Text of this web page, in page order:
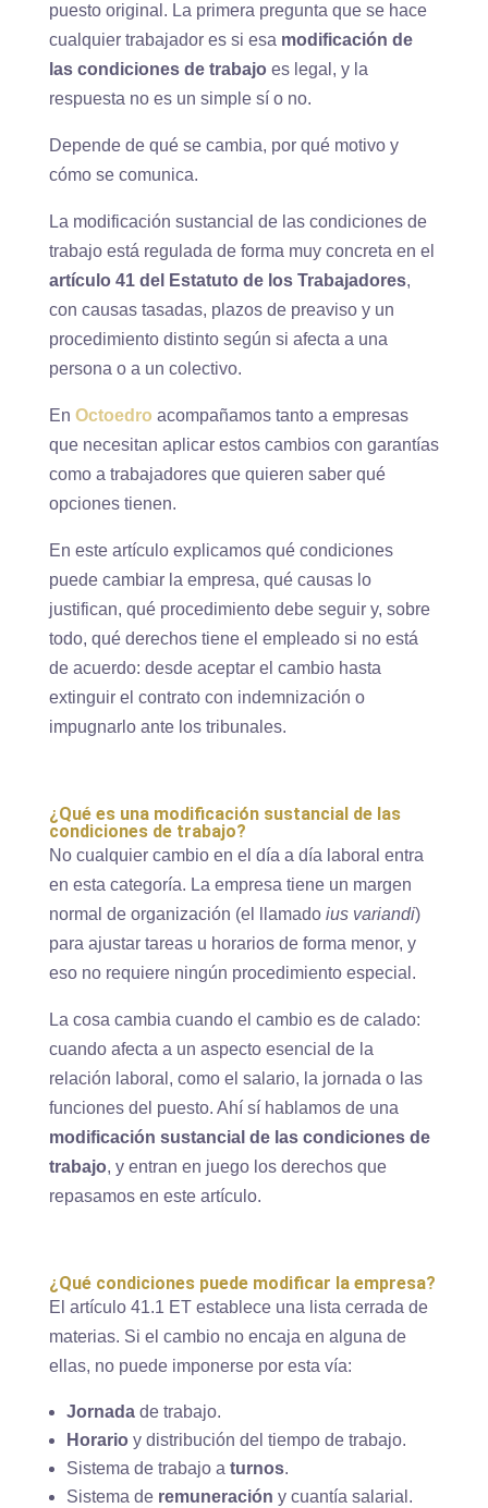
puesto original. La primera pregunta que se hace
cualquier trabajador es si esa modificación de
las condiciones de trabajo es legal, y la
respuesta no es un simple sí o no.
Depende de qué se cambia, por qué motivo y
cómo se comunica.
La modificación sustancial de las condiciones de
trabajo está regulada de forma muy concreta en el
artículo 41 del Estatuto de los Trabajadores,
con causas tasadas, plazos de preaviso y un
procedimiento distinto según si afecta a una
persona o a un colectivo.
En Octoedro acompañamos tanto a empresas
que necesitan aplicar estos cambios con garantías
como a trabajadores que quieren saber qué
opciones tienen.
En este artículo explicamos qué condiciones
puede cambiar la empresa, qué causas lo
justifican, qué procedimiento debe seguir y, sobre
todo, qué derechos tiene el empleado si no está
de acuerdo: desde aceptar el cambio hasta
extinguir el contrato con indemnización o
impugnarlo ante los tribunales.
¿Qué es una modificación sustancial de las
condiciones de trabajo?
No cualquier cambio en el día a día laboral entra
en esta categoría. La empresa tiene un margen
normal de organización (el llamado ius variandi)
para ajustar tareas u horarios de forma menor, y
eso no requiere ningún procedimiento especial.
La cosa cambia cuando el cambio es de calado:
cuando afecta a un aspecto esencial de la
relación laboral, como el salario, la jornada o las
funciones del puesto. Ahí sí hablamos de una
modificación sustancial de las condiciones de
trabajo, y entran en juego los derechos que
repasamos en este artículo.
¿Qué condiciones puede modificar la empresa?
El artículo 41.1 ET establece una lista cerrada de
materias. Si el cambio no encaja en alguna de
ellas, no puede imponerse por esta vía:
Jornadade trabajo.
Horario y distribución del tiempo de trabajo.
Sistema de trabajo a turnos.
Sistema de remuneración y cuantía salarial.